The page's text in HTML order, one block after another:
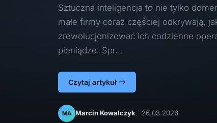
Sztuczna inteligencja to nie tylko
małe firmy coraz częściej odkrywają,
zrewolucjonizować ich codzienne
pieniądze. Spr…
Czytaj artykuł
MA Marcin Kowalczyk 26.03.2026